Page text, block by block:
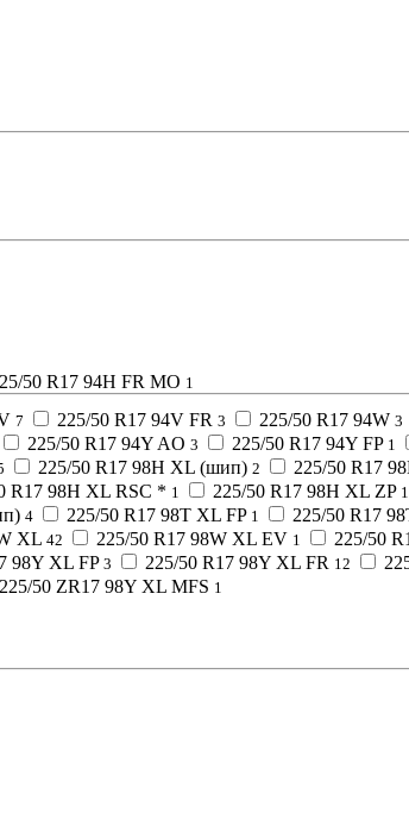
50 R17 94H FR MO 1
7 225/50 R17 94V FR 3 225/50 R17 94W 3
225/50 R17 94Y AO 3 225/50 R17 94Y FP 1
225/50 R17 98H XL (шип) 2 225/50 R17
R17 98H XL RSC * 1 225/50 R17 98H XL ZP 1
4 225/50 R17 98T XL FP 1 225/50 R17
XL 42 225/50 R17 98W XL EV 1 225/50
98Y XL FP 3 225/50 R17 98Y XL FR 12
225/50 ZR17 98Y XL MFS 1